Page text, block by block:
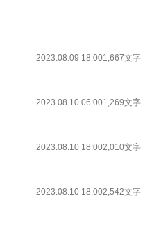
2023.08.09 18:001,667文字
2023.08.10 06:001,269文字
2023.08.10 18:002,010文字
2023.08.10 18:002,542文字